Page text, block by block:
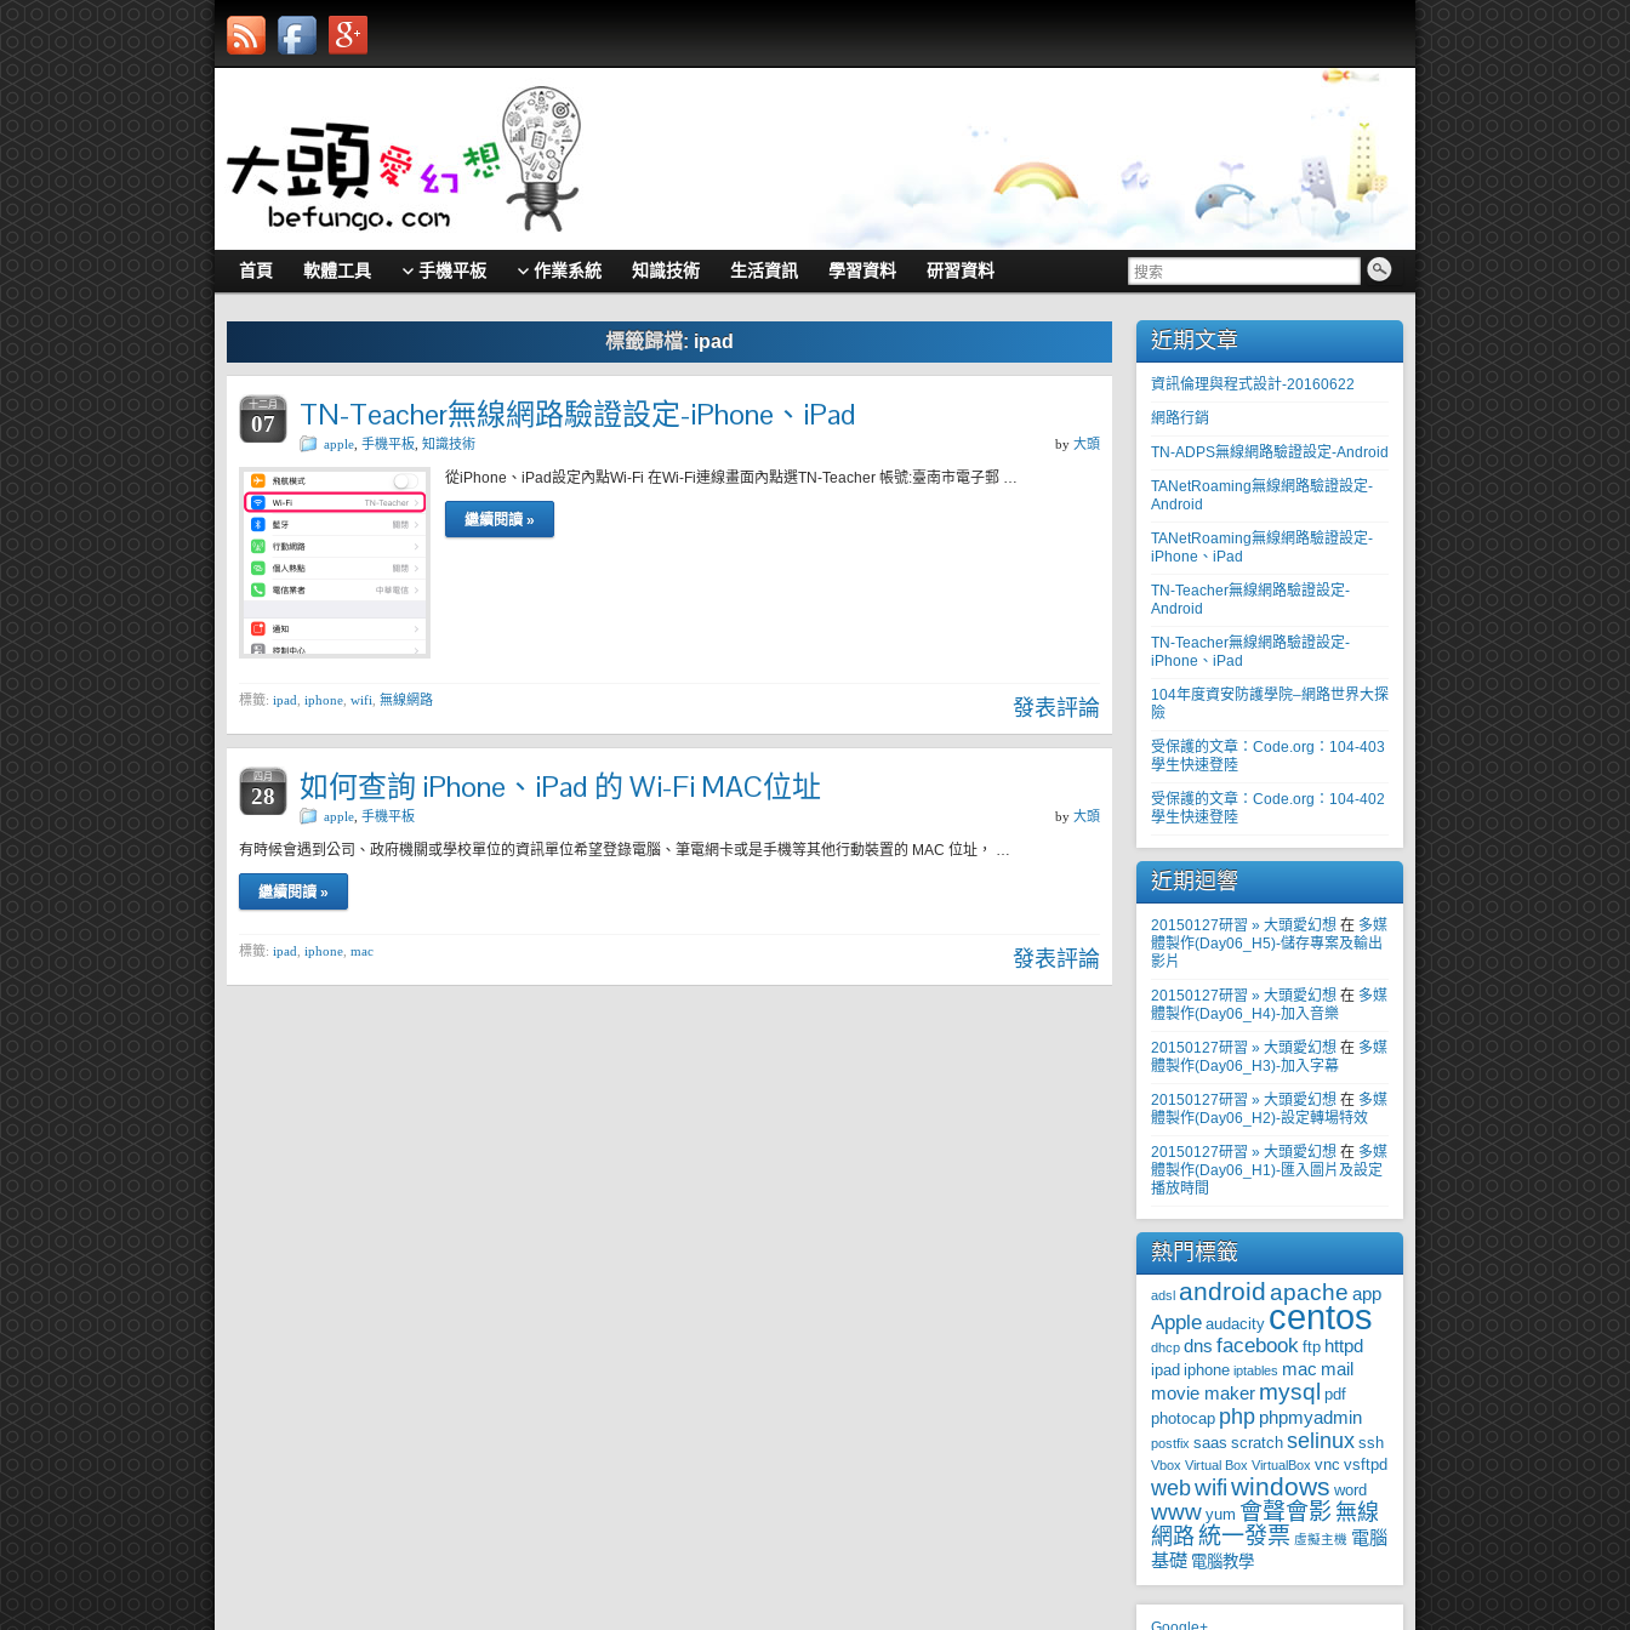
首頁 軟體工具 手機平板 作業系統 知識技術 生活資訊 學習資料 研習資料
標籤歸檔: ipad
十二月
07 TN-Teacher無線網路驗證設定-iPhone、iPad
apple 手機平板 知識技術 by 大頭
從iPhone、iPad設定內點Wi-Fi 在Wi-Fi連線畫面內點選TN-Teacher 帳號:臺南市電子郵 …
繼續閱讀 »
標籤: ipad iphone wifi 無線網路 發表評論
四月
28 如何查詢 iPhone、iPad 的 Wi-Fi MAC位址
apple 手機平板 by 大頭
有時候會遇到公司、政府機關或學校單位的資訊單位希望登錄電腦、筆電網卡或是手機等其他行動裝置的 MAC 位址， …
繼續閱讀 »
標籤: ipad iphone mac 發表評論
近期文章
資訊倫理與程式設計-20160622
網路行銷
TN-ADPS無線網路驗證設定-Android
TANetRoaming無線網路驗證設定-
Android
TANetRoaming無線網路驗證設定-
iPhone、iPad
TN-Teacher無線網路驗證設定-
Android
TN-Teacher無線網路驗證設定-
iPhone、iPad
104年度資安防護學院–網路世界大探
險
受保護的文章：Code.org：104-403
學生快速登陸
受保護的文章：Code.org：104-402
學生快速登陸
近期迴響
20150127研習 » 大頭愛幻想 在 多媒
體製作(Day06_H5)-儲存專案及輸出
影片
20150127研習 » 大頭愛幻想 在 多媒
體製作(Day06_H4)-加入音樂
20150127研習 » 大頭愛幻想 在 多媒
體製作(Day06_H3)-加入字幕
20150127研習 » 大頭愛幻想 在 多媒
體製作(Day06_H2)-設定轉場特效
20150127研習 » 大頭愛幻想 在 多媒
體製作(Day06_H1)-匯入圖片及設定
播放時間
熱門標籤
adsl androidapache app
Apple audacity centos
dhcp dns facebook ftp httpd
ipad iphone iptables mac mail
movie maker mysql pdf
photocap php phpmyadmin
postfix saas scratch selinux ssh
Vbox Virtual Box VirtualBox vnc vsftpd
webwifiwindows word
www yum 會聲會影 無線
網路統一發票 虛擬主機 電腦
基礎 電腦教學